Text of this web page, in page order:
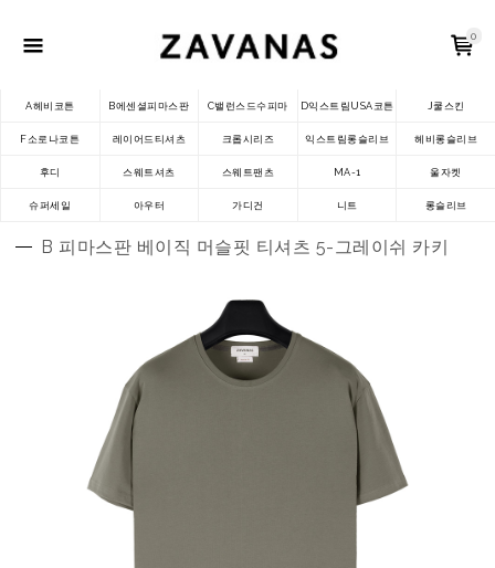
0
A헤비코튼 B에센셜피마스판 C밸런스드수피마 D익스트림USA코튼 J쿨스킨
F소로나코튼 레이어드티셔츠 크롭시리즈 익스트림롱슬리브 헤비롱슬리브
후디 스웨트셔츠 스웨트팬츠 MA-1 울자켓
슈퍼세일 아우터 가디건 니트 롱슬리브
B 피마스판 베이직 머슬핏 티셔츠 5-그레이쉬 카키